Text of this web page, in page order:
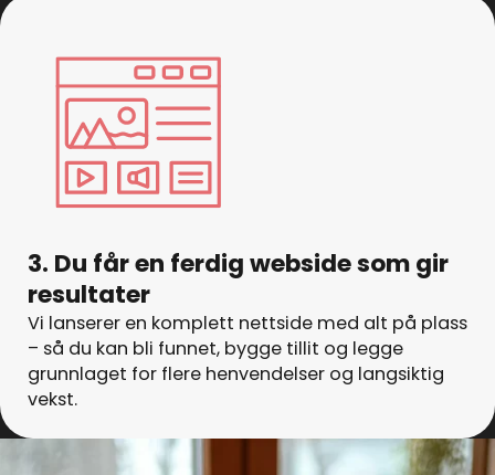
3. Du får en ferdig webside som gir
resultater
Vi lanserer en komplett nettside med alt på plass
– så du kan bli funnet, bygge tillit og legge
grunnlaget for flere henvendelser og langsiktig
vekst.